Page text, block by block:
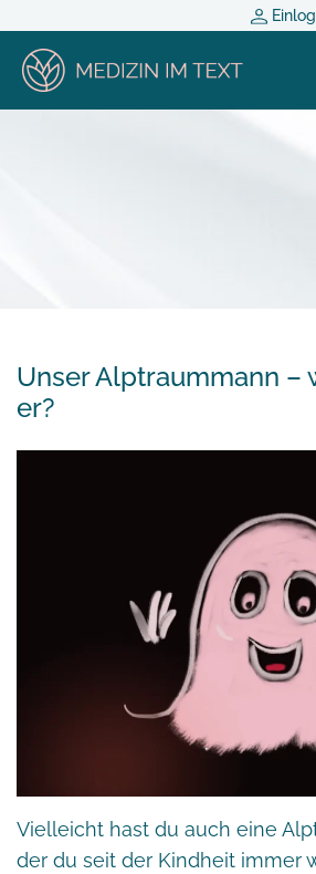
Unser Alptraummann –
er?
Vielleicht hast du auch eine
der du seit der Kindheit immer